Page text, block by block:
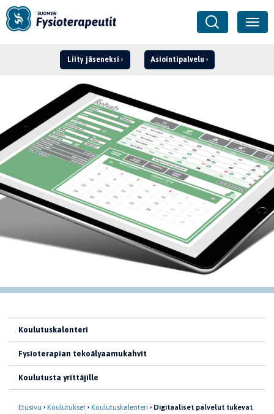
Liity jäseneksi Asiointipalvelu
Koulutuskalenteri
Fysioterapian tekoälyaamukahvit
Koulutusta yrittäjille
Etusivu Koulutukset Koulutuskalenteri
Digitaaliset palvelut tukevat